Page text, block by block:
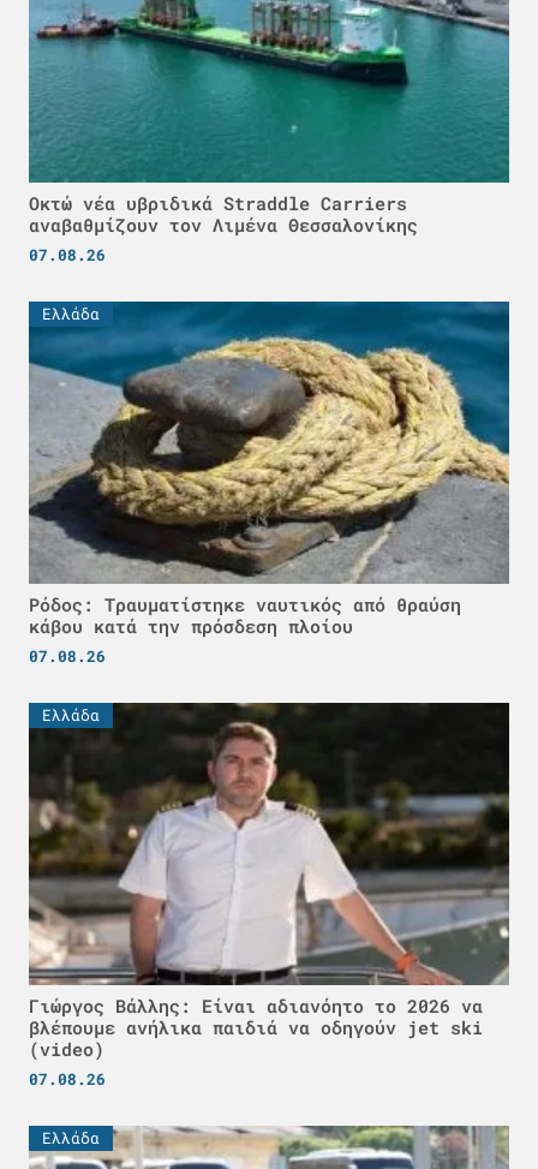
Οκτώ νέα υβριδικά Straddle Carriers
αναβαθμίζουν τον Λιμένα Θεσσαλονίκης
07.08.26
Ελλάδα
Ρόδος: Τραυματίστηκε ναυτικός από θραύση
κάβου κατά την πρόσδεση πλοίου
07.08.26
Ελλάδα
Γιώργος Βάλλης: Είναι αδιανόητο το 2026 να
βλέπουμε ανήλικα παιδιά να οδηγούν jet ski
(video)
07.08.26
Ελλάδα